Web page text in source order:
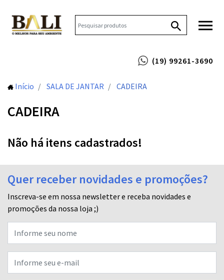
(19) 99261-3690
Início SALA DE JANTAR CADEIRA
CADEIRA
Não há itens cadastrados!
Quer receber novidades e promoções?
Inscreva-se em nossa newsletter e receba novidades e
promoções da nossa loja ;)